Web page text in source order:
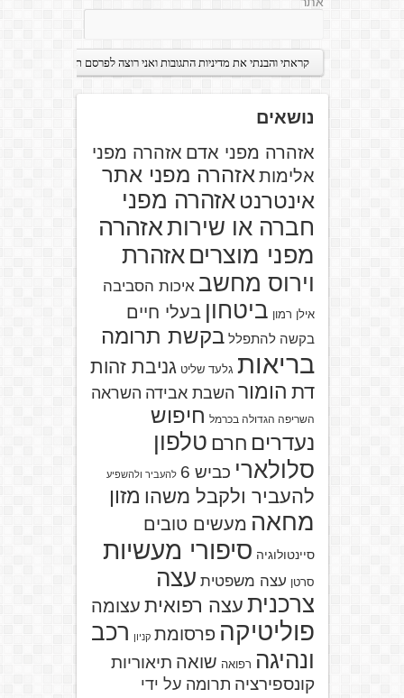
נושאים
אזהרה מפני אדם אזהרה מפני
אלימות אזהרה מפני אתר
אינטרנט אזהרה מפני
חברה או שירותאזהרה
מפני מוצרים אזהרת
וירוס מחשב איכות הסביבה
אילן רמון ביטחון בעלי חיים
בקשה להתפלל בקשת תרומה
בריאות גלעד שליט גניבת זהות
דת הומור השבת אבידה השראה
השריפה הגדולה בכרמל חיפוש
נעדרים חרם טלפון
סלולארי כביש 6 להעביר ולהשפיע
להעביר ולקבל משהו מזון
מחאה מעשים טובים
סיינטולוגיה סיפורי מעשיות
סרטן עצה משפטית עצה
צרכנית עצה רפואית עצומה
פוליטיקה פרסומת קניון רכב
ונהיגה רפואה שואה תיאוריות
קונספירציה תרומה על ידי